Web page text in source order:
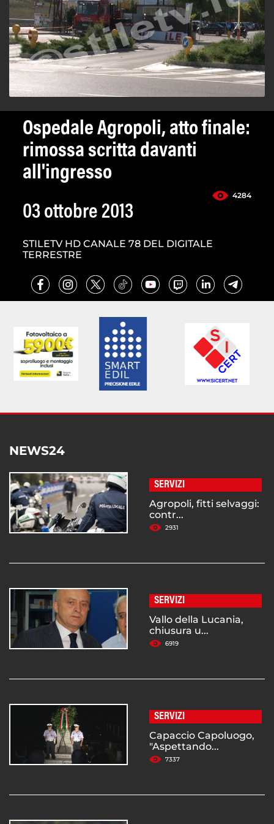
Ospedale Agropoli, atto finale:
rimossa scritta davanti
all'ingresso
4284
03 ottobre 2013
STILETV HD CANALE 78 DEL DIGITALE
TERRESTRE
NEWS24
SERVIZI
Agropoli, fitti selvaggi:
contr...
2931
SERVIZI
Vallo della Lucania,
chiusura u...
6919
SERVIZI
Capaccio Capoluogo,
"Aspettando...
7337